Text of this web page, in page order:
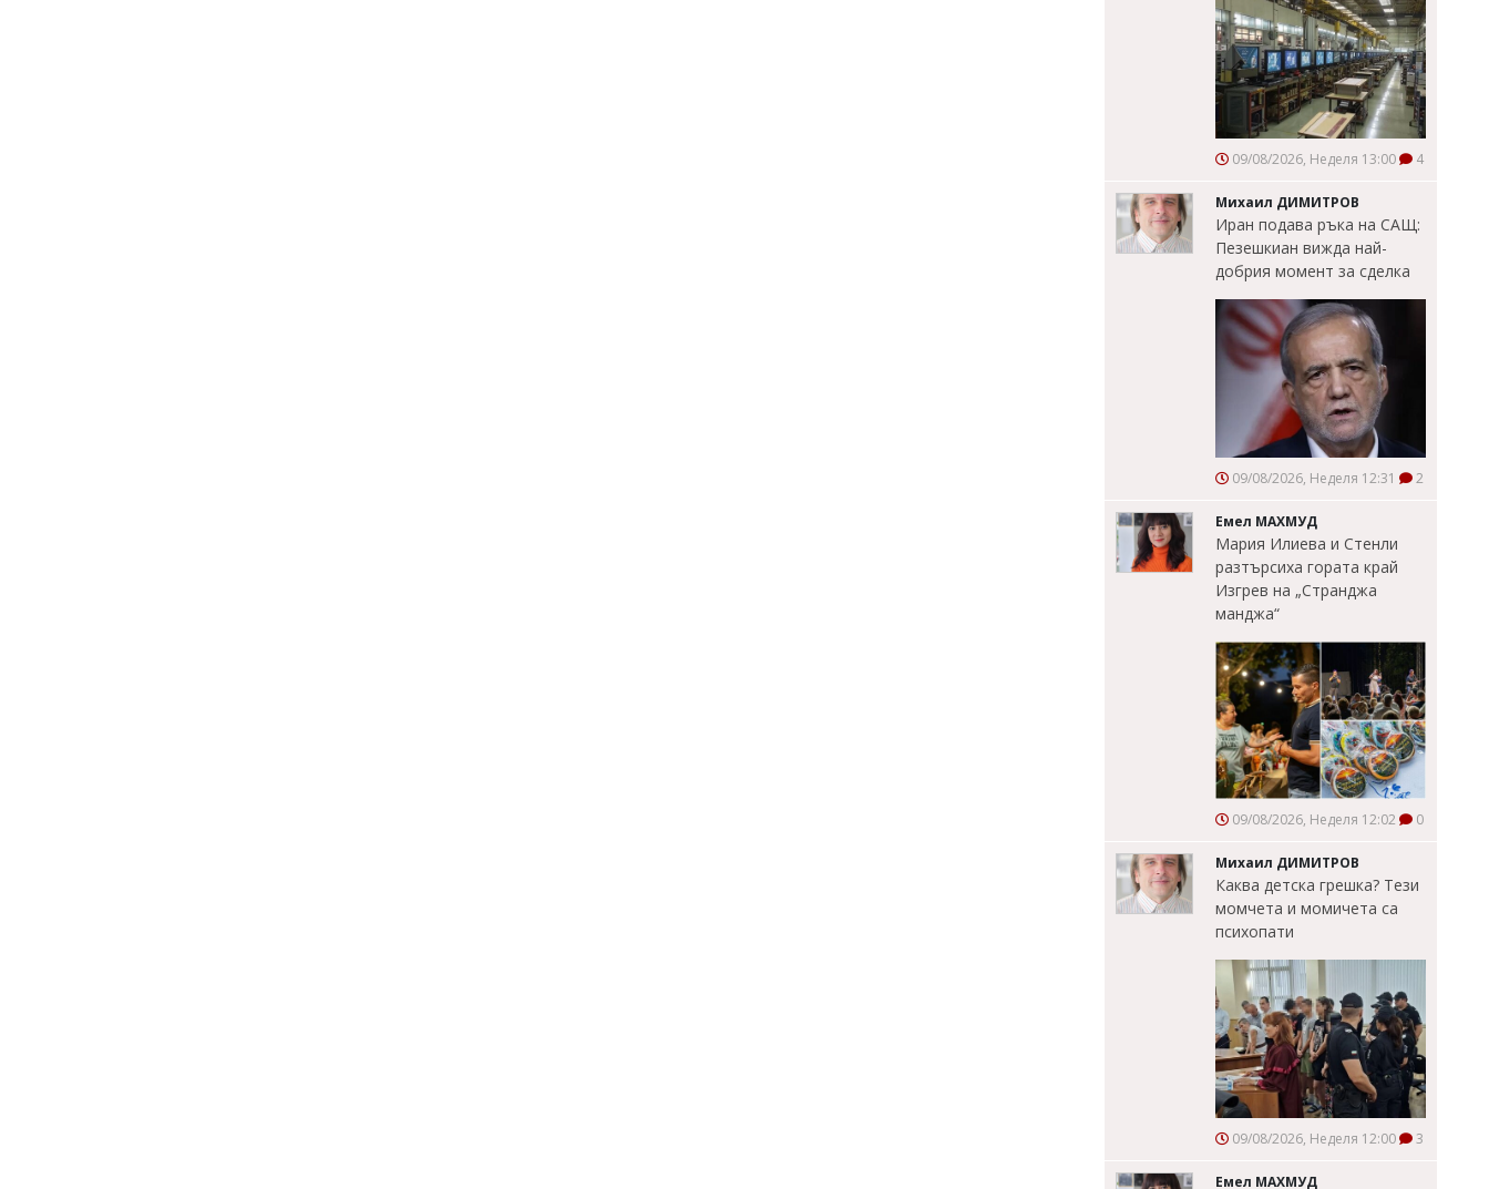
09/08/2026, Неделя 13:00 4
Михаил ДИМИТРОВ
Иран подава ръка на САЩ:
Пезешкиан вижда най-
добрия момент за сделка
09/08/2026, Неделя 12:31 2
Емел МАХМУД
Мария Илиева и Стенли
разтърсиха гората край
Изгрев на „Странджа
манджа“
09/08/2026, Неделя 12:02 0
Михаил ДИМИТРОВ
Каква детска грешка? Тези
момчета и момичета са
психопати
09/08/2026, Неделя 12:00 3
Емел МАХМУД